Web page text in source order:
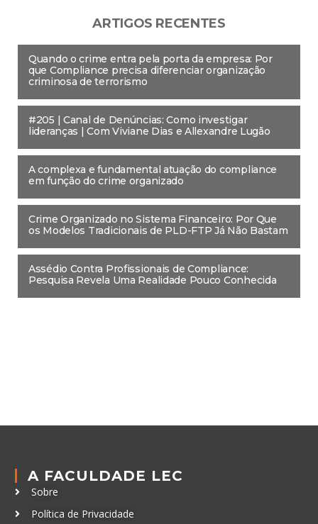
ARTIGOS RECENTES
Quando o crime entra pela porta da empresa: Por
que Compliance precisa diferenciar organização
criminosa de terrorismo
#205 | Canal de Denúncias: Como investigar
lideranças | Com Viviane Dias e Allexandre Lugão
A complexa e fundamental atuação do compliance
em função do crime organizado
Crime Organizado no Sistema Financeiro: Por Que
os Modelos Tradicionais de PLD-FTP Já Não Bastam
Assédio Contra Profissionais de Compliance:
Pesquisa Revela Uma Realidade Pouco Conhecida
A FACULDADE LEC
Sobre
Política de Privacidade